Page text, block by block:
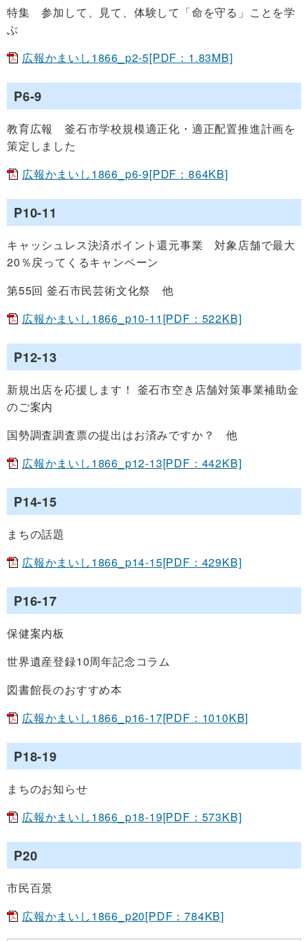
特集 参加して、見て、体験して「命を守る」ことを学
ぶ
広報かまいし1866_p2-5[PDF：1.83MB]
P6-9
教育広報 釜石市学校規模適正化・適正配置推進計画を
策定しました
広報かまいし1866_p6-9[PDF：864KB]
P10-11
キャッシュレス決済ポイント還元事業 対象店舗で最大
20％戻ってくるキャンペーン
第55回 釜石市民芸術文化祭 他
広報かまいし1866_p10-11[PDF：522KB]
P12-13
新規出店を応援します！ 釜石市空き店舗対策事業補助金
のご案内
国勢調査調査票の提出はお済みですか？ 他
広報かまいし1866_p12-13[PDF：442KB]
P14-15
まちの話題
広報かまいし1866_p14-15[PDF：429KB]
P16-17
保健案内板
世界遺産登録10周年記念コラム
図書館長のおすすめ本
広報かまいし1866_p16-17[PDF：1010KB]
P18-19
​​まちのお知らせ
広報かまいし1866_p18-19[PDF：573KB]
P20
市民百景
広報かまいし1866_p20[PDF：784KB]